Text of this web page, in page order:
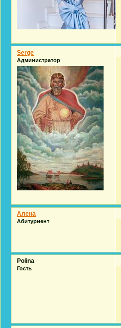
Serge
Администратор
Алена
Абитуриент
Polina
Гость